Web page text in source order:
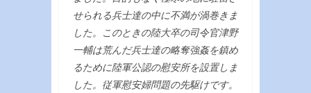
せられる兵士達の中に不満が渦巻きま
した。このときの陸大卒の司令官津野
一輔は荒んだ兵士達の略奪強姦を鎮め
るために陸軍公認の慰安所を設置しま
した。従軍慰安婦問題の先駆けです。